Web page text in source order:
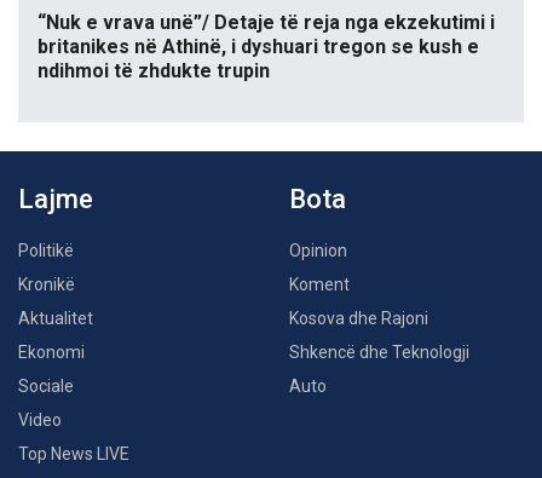
“Nuk e vrava unë”/ Detaje të reja nga ekzekutimi i
britanikes në Athinë, i dyshuari tregon se kush e
ndihmoi të zhdukte trupin
Lajme
Politikë
Kronikë
Aktualitet
Ekonomi
Sociale
Video
Top News LIVE
Bota
Opinion
Koment
Kosova dhe Rajoni
Shkencë dhe Teknologji
Auto